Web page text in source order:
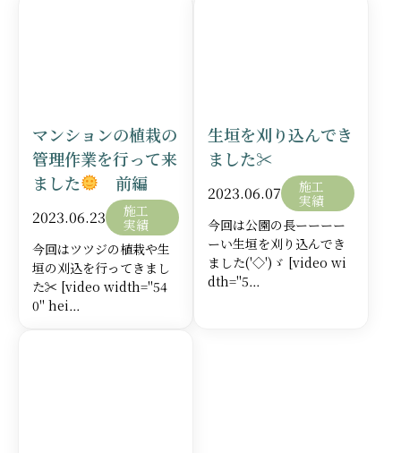
マンションの植栽の
管理作業を行って来
ました
前編
2023.06.23
施工
実績
今回はツツジの植栽や生
垣の刈込を行ってきまし
た✂ [video width="54
0" hei…
生垣を刈り込んでき
ました✂
2023.06.07
施工
実績
今回は公園の長ーーーー
ーい生垣を刈り込んでき
ました('◇')ゞ [video wi
dth="5…
施工中
施工後
事例について
目的をもって植えられた樹木もこまめに手入れするこ
とは難しいと思いますが定期的に手を入れることで見
栄えも良くなり印象も変わります。